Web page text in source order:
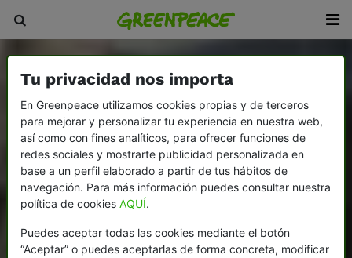
Tu privacidad nos importa
En Greenpeace utilizamos cookies propias y de terceros
para mejorar y personalizar tu experiencia en nuestra web,
así como con fines analíticos, para ofrecer funciones de
redes sociales y mostrarte publicidad personalizada en
base a un perfil elaborado a partir de tus hábitos de
navegación. Para más información puedes consultar nuestra
política de cookies AQUÍ.
Puedes aceptar todas las cookies mediante el botón
“Aceptar” o puedes aceptarlas de forma concreta, modificar